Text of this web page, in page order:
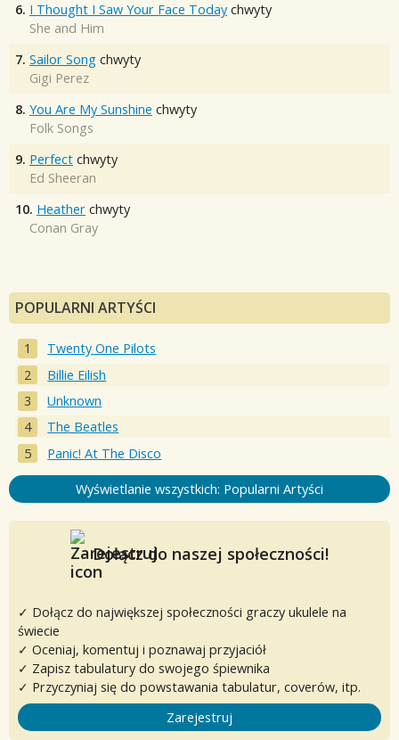
6. I Thought I Saw Your Face Today chwyty
She and Him
7. Sailor Song chwyty
Gigi Perez
8. You Are My Sunshine chwyty
Folk Songs
9. Perfect chwyty
Ed Sheeran
10. Heather chwyty
Conan Gray
POPULARNI ARTYŚCI
Twenty One Pilots
Billie Eilish
Unknown
The Beatles
Panic! At The Disco
Wyświetlanie wszystkich: Popularni Artyści
Dołącz do naszej społeczności!
✓ Dołącz do największej społeczności graczy ukulele na
świecie
✓ Oceniaj, komentuj i poznawaj przyjaciół
✓ Zapisz tabulatury do swojego śpiewnika
✓ Przyczyniaj się do powstawania tabulatur, coverów, itp.
Zarejestruj